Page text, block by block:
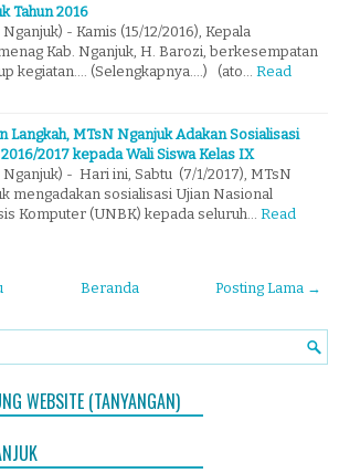
Tahun 2016
- Kamis (15/12/2016), Kepala
Kab. Nganjuk, H. Barozi, berkesempatan
kegiatan.... (Selengkapnya....) (ato…
Read
Langkah, MTsN Nganjuk Adakan Sosialisasi
2017 kepada Wali Siswa Kelas IX
Nganjuk) - Hari ini, Sabtu (7/1/2017), MTsN
mengadakan sosialisasi Ujian Nasional
Komputer (UNBK) kepada seluruh…
Read
Posting Lama →
Beranda
WEBSITE (TANYANGAN)